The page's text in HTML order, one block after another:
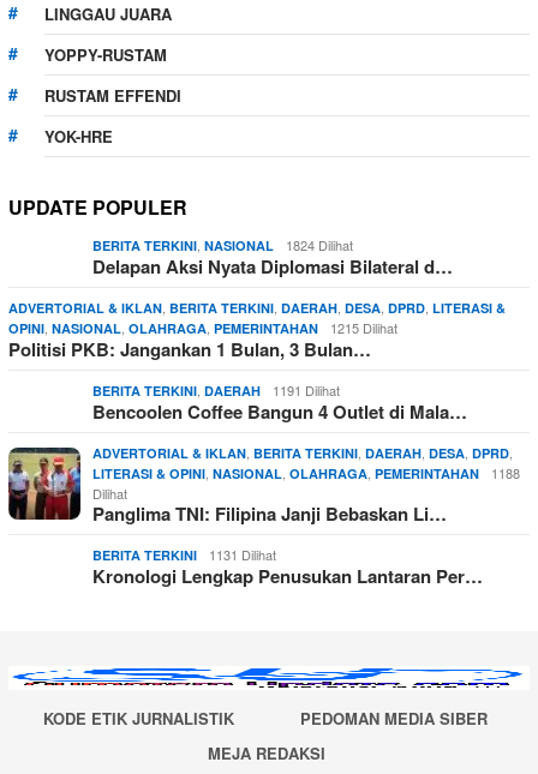
LINGGAU JUARA
YOPPY-RUSTAM
RUSTAM EFFENDI
YOK-HRE
UPDATE POPULER
BERITA TERKINI NASIONAL 1824 Dilihat
Delapan Aksi Nyata Diplomasi Bilateral d…
ADVERTORIAL & IKLAN BERITA TERKINI DAERAH DESA DPRD LITERASI &
OPINI NASIONAL OLAHRAGA PEMERINTAHAN 1215 Dilihat
Politisi PKB: Jangankan 1 Bulan, 3 Bulan…
BERITA TERKINI DAERAH 1191 Dilihat
Bencoolen Coffee Bangun 4 Outlet di Mala…
ADVERTORIAL & IKLAN BERITA TERKINI DAERAH DESA DPRD
LITERASI & OPINI NASIONAL OLAHRAGA PEMERINTAHAN
1188
Dilihat
Panglima TNI: Filipina Janji Bebaskan Li…
BERITA TERKINI 1131 Dilihat
Kronologi Lengkap Penusukan Lantaran Per…
KODE ETIK JURNALISTIK
PEDOMAN MEDIA SIBER
MEJA REDAKSI